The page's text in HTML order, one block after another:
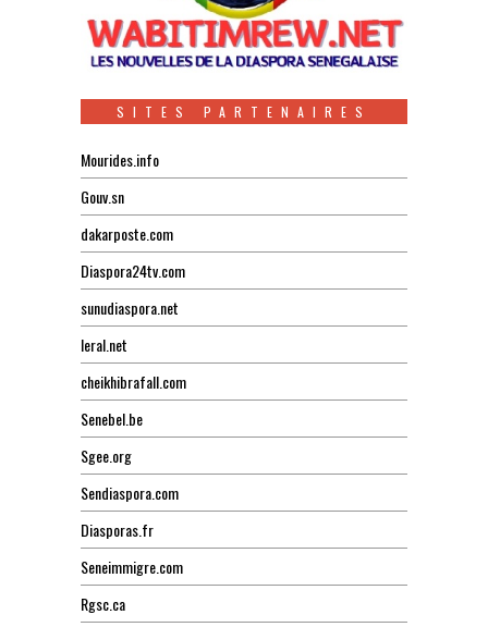
SITES PARTENAIRES
Mourides.info
Gouv.sn
dakarposte.com
Diaspora24tv.com
sunudiaspora.net
leral.net
cheikhibrafall.com
Senebel.be
Sgee.org
Sendiaspora.com
Diasporas.fr
Seneimmigre.com
Rgsc.ca